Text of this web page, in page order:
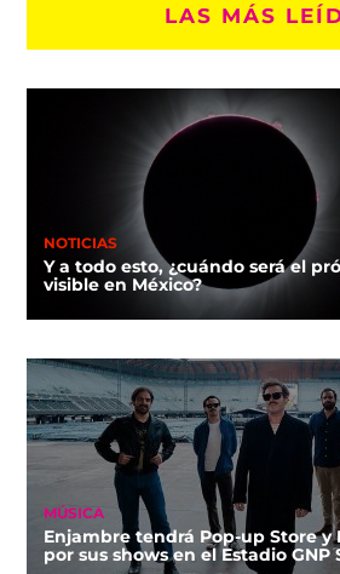
LAS MÁS
NOTICIAS
Y a todo esto, ¿cuándo será el
visible en México?
MÚSICA
Enjambre tendrá Pop-up Store y
por sus shows en el Estadio GNP